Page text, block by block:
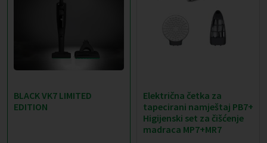
BLACK VK7 LIMITED
EDITION
Električna četka za
tapecirani namještaj PB7+
Higijenski set za čišćenje
madraca MP7+MR7